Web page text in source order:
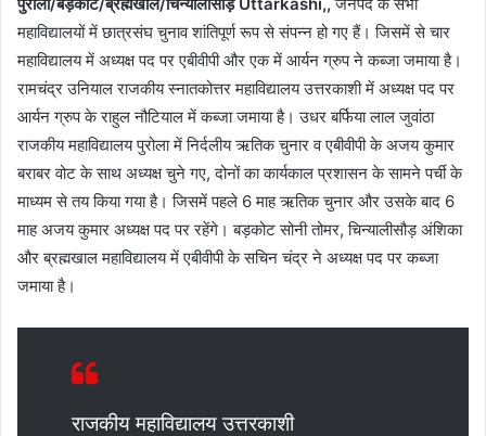
महाविद्यालयों में छात्रसंघ चुनाव शांतिपूर्ण रूप से संपन्न हो गए हैं। जिसमें से चार
महाविद्यालय में अध्यक्ष पद पर एबीवीपी और एक में आर्यन ग्रुप ने कब्जा जमाया है।
रामचंद्र उनियाल राजकीय स्नातकोत्तर महाविद्यालय उत्तरकाशी में अध्यक्ष पद पर
आर्यन ग्रुप के राहुल नौटियाल में कब्जा जमाया है। उधर बर्फिया लाल जुवांठा
राजकीय महाविद्यालय पुरोला में निर्दलीय ऋतिक चुनार व एबीवीपी के अजय कुमार
बराबर वोट के साथ अध्यक्ष चुने गए, दोनों का कार्यकाल प्रशासन के सामने पर्ची के
माध्यम से तय किया गया है। जिसमें पहले 6 माह ऋतिक चुनार और उसके बाद 6
माह अजय कुमार अध्यक्ष पद पर रहेंगे। बड़कोट सोनी तोमर, चिन्यालीसौड़ अंशिका
और ब्रह्मखाल महाविद्यालय में एबीवीपी के सचिन चंद्र ने अध्यक्ष पद पर कब्जा
जमाया है।
राजकीय महाविद्यालय उत्तरकाशी